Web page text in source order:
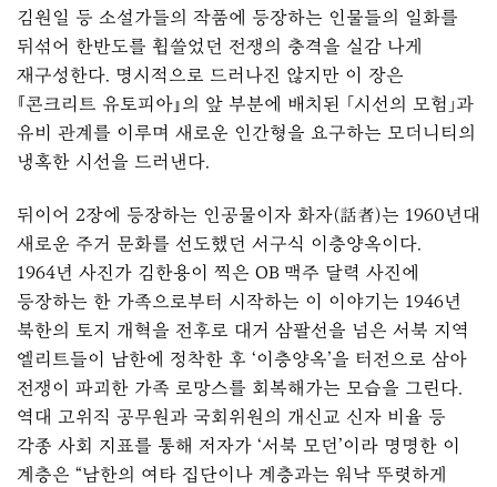
김원일 등 소설가들의 작품에 등장하는 인물들의 일화를
뒤섞어 한반도를 휩쓸었던 전쟁의 충격을 실감 나게
재구성한다. 명시적으로 드러나진 않지만 이 장은
『콘크리트 유토피아』의 앞 부분에 배치된 「시선의 모험」과
유비 관계를 이루며 새로운 인간형을 요구하는 모더니티의
냉혹한 시선을 드러낸다.
뒤이어 2장에 등장하는 인공물이자 화자(話者)는 1960년대
새로운 주거 문화를 선도했던 서구식 이층양옥이다.
1964년 사진가 김한용이 찍은 OB 맥주 달력 사진에
등장하는 한 가족으로부터 시작하는 이 이야기는 1946년
북한의 토지 개혁을 전후로 대거 삼팔선을 넘은 서북 지역
엘리트들이 남한에 정착한 후 ‘이층양옥’을 터전으로 삼아
전쟁이 파괴한 가족 로망스를 회복해가는 모습을 그린다.
역대 고위직 공무원과 국회위원의 개신교 신자 비율 등
각종 사회 지표를 통해 저자가 ‘서북 모던’이라 명명한 이
계층은 “남한의 여타 집단이나 계층과는 워낙 뚜렷하게